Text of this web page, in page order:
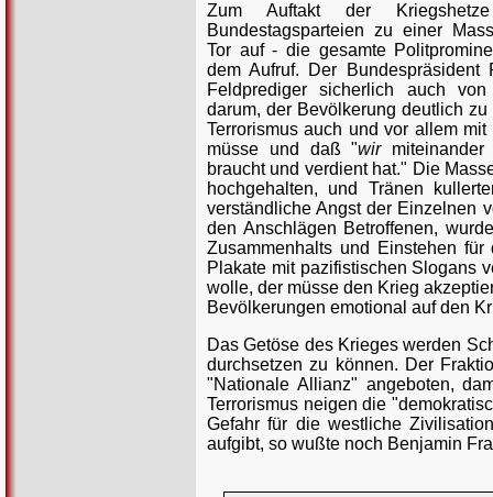
Zum Auftakt der
Bundestagsparteien zu einer
Tor auf - die gesamte
dem Aufruf. Der
Feldprediger sicherlich auch
darum, der Bevölkerung deutlich
Terrorismus auch und vor allem
müsse und daß "wirmiteinander
braucht und verdient hat." Die
hochgehalten, und Tränen
verständliche Angst der Einzelnen
den Anschlägen Betroffenen,
Zusammenhalts und Einstehen
Plakate mit pazifistischen Slogans
wolle, der müsse den Krieg
Bevölkerungen emotional auf den
Das Getöse des Krieges werden
durchsetzen zu können. Der
"Nationale Allianz" angeboten,
Terrorismus neigen die
Gefahr für die westliche
aufgibt, so wußte noch Benjamin